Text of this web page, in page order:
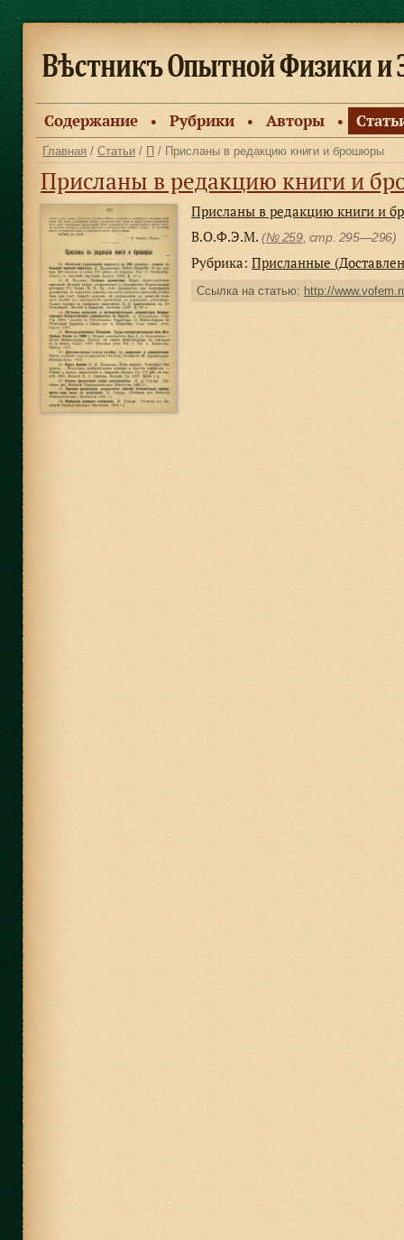
Содержание ● Рубрики ● Авторы ●
Главная / Статьи / П / Присланы в редакцию книги и брошюры
Присланы в редакцию книги и
Присланы в редакцию книги и
В.О.Ф.Э.М. (№ 259, стр. 295—296)
Рубрика: Присланные
Ссылка на статью: http://